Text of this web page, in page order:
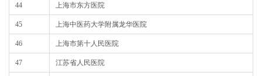
44 上海市东方医院
45 上海中医药大学附属龙华医院
46 上海市第十人民医院
47 江苏省人民医院